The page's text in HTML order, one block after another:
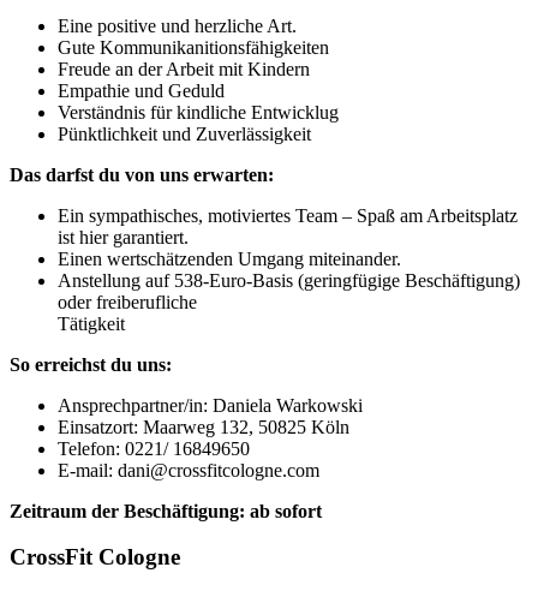
Eine positive und herzliche Art.
Gute Kommunikanitionsfähigkeiten
Freude an der Arbeit mit Kindern
Empathie und Geduld
Verständnis für kindliche Entwicklug
Pünktlichkeit und Zuverlässigkeit
Das darfst du von uns erwarten:
Ein sympathisches, motiviertes Team – Spaß am Arbeitsplatz
ist hier garantiert.
Einen wertschätzenden Umgang miteinander.
Anstellung auf 538-Euro-Basis (geringfügige Beschäftigung)
oder freiberufliche
Tätigkeit
So erreichst du uns:
Ansprechpartner/in: Daniela Warkowski
Einsatzort: Maarweg 132, 50825 Köln
Telefon: 0221/ 16849650
E-mail: dani@crossfitcologne.com
Zeitraum der Beschäftigung: ab sofort
CrossFit Cologne